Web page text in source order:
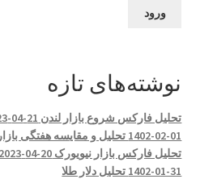
نوشته‌های تازه
تحلیل فارکس شروع بازار لندن 21-04-2023
1402-02-01 تحلیل و مقایسه هفتگی بازار دلار طلا بورس
تحلیل فارکس بازار نیویورک 20-04-2023
1402-01-31 تحلیل دلار طلا